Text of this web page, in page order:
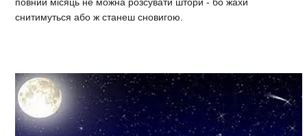
повний місяць не можна розсувати штори - бо жахи
снитимуться або ж станеш сновигою.